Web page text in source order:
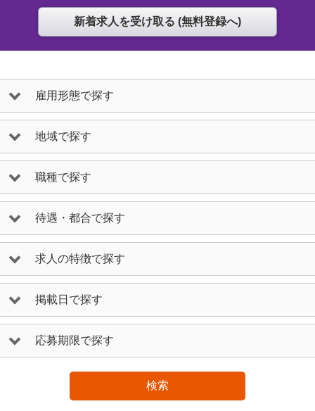
雇用形態で探す
地域で探す
職種で探す
待遇・都合で探す
求人の特徴で探す
掲載日で探す
応募期限で探す
検索